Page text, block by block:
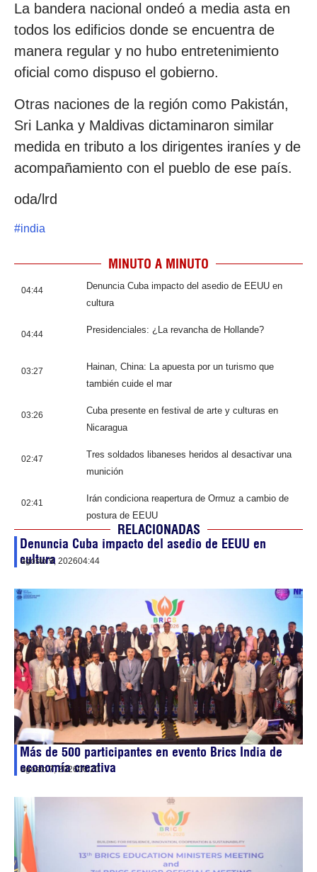
La bandera nacional ondeó a media asta en
todos los edificios donde se encuentra de
manera regular y no hubo entretenimiento
oficial como dispuso el gobierno.
Otras naciones de la región como Pakistán,
Sri Lanka y Maldivas dictaminaron similar
medida en tributo a los dirigentes iraníes y de
acompañamiento con el pueblo de ese país.
oda/lrd
#india
MINUTO A MINUTO
04:44
Denuncia Cuba impacto del asedio de EEUU en
cultura
04:44 Presidenciales: ¿La revancha de Hollande?
03:27
Hainan, China: La apuesta por un turismo que
también cuide el mar
03:26
Cuba presente en festival de arte y culturas en
Nicaragua
02:47
Tres soldados libaneses heridos al desactivar una
munición
02:41
Irán condiciona reapertura de Ormuz a cambio de
postura de EEUU
RELACIONADAS
Denuncia Cuba impacto del asedio de EEUU en
cultura
agosto 9, 202604:44
Más de 500 participantes en evento Brics India de
economía creativa
agosto 7, 202606:20